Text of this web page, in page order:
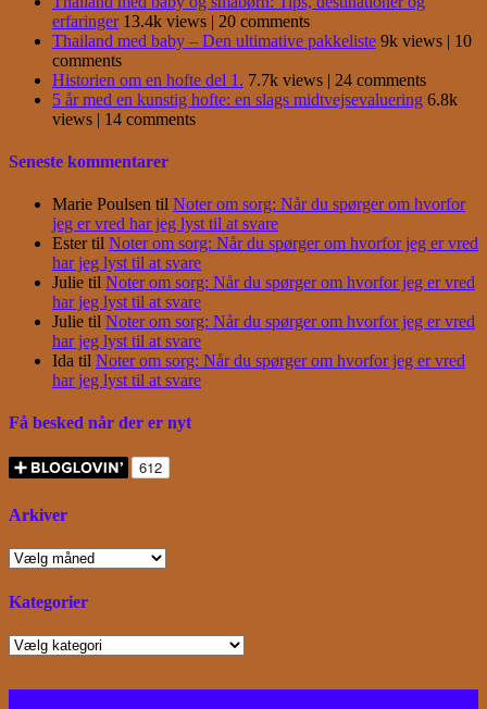
erfaringer 13.4k views | 20 comments
Thailand med baby – Den ultimative pakkeliste 9k views | 10
comments
Historien om en hofte del 1. 7.7k views | 24 comments
5 år med en kunstig hofte: en slags midtvejsevaluering 6.8k
views | 14 comments
Seneste kommentarer
Marie Poulsen til Noter om sorg: Når du spørger om hvorfor
jeg er vred har jeg lyst til at svare
Estertil Noter om sorg: Når du spørger om hvorfor jeg er vred
har jeg lyst til at svare
Julie til Noter om sorg: Når du spørger om hvorfor jeg er vred
har jeg lyst til at svare
Julie til Noter om sorg: Når du spørger om hvorfor jeg er vred
har jeg lyst til at svare
Ida til Noter om sorg: Når du spørger om hvorfor jeg er vred
har jeg lyst til at svare
Få besked når der er nyt
Arkiver
Arkiver
Kategorier
Kategorier